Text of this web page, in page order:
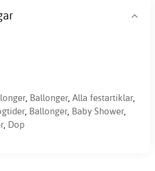
, Ballonger, Alla festartiklar,
, Ballonger, Baby Shower,
, Dop